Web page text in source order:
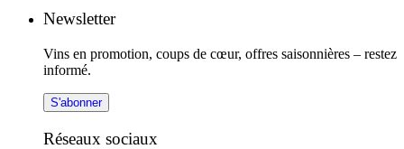
Newsletter
Vins en promotion, coups de cœur, offres saisonnières – restez
informé.
S'abonner
Réseaux sociaux